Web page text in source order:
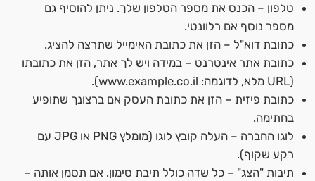
טלפון – הכנס את מספר הטלפון שלך. ניתן להוסיף גם
מספר נוסף אם רלוונטי.
כתובת דוא"ל – הזן את כתובת האימייל שתרצה להציג.
כתובת אתר אינטרנט – במידה ויש לך אתר, הזן את כתובתו
(URL מלא, לדוגמה: www.example.co.il).
כתובת פיזית – הזן את כתובת העסק אם ברצונך שתופיע
בחתימה.
לוגו החברה – העלה קובץ לוגו (מומלץ PNG או JPG עם
רקע שקוף).
תיבות "הצג" – כל שדה כולל תיבת סימון. אם תסמן אותה –